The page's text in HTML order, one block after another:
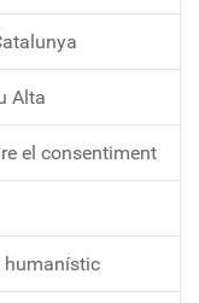
Alta
el consentiment
humanístic